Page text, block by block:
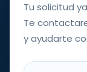
Tu solicitud
Te
y ayudarte